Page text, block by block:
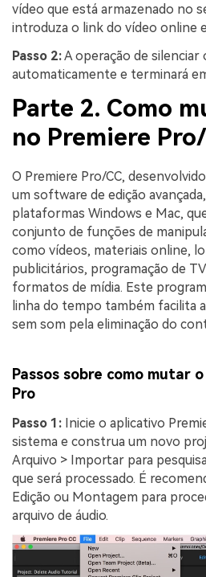
vídeo que está armazenado no
introduza o link do vídeo online
Passo 2:A operação de silenciar
automaticamente e terminará
Parte 2. Como
no Premiere
O Premiere Pro/CC,
um software de edição
plataformas Windows e Mac,
conjunto de funções de
como vídeos, materiais online,
publicitários, programação de
formatos de mídia. Este
linha do tempo também facilita
sem som pela eliminação do
Passos sobre como mutar
Pro
Passo 1: Inicie o aplicativo
sistema e construa um novo
Arquivo > Importar para
que será processado. É
Edição ou Montagem para
arquivo de áudio.